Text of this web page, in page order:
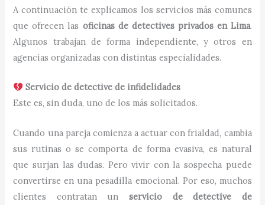
A continuación te explicamos los servicios más comunes
que ofrecen las oficinas de detectives privados en Lima.
Algunos trabajan de forma independiente, y otros en
agencias organizadas con distintas especialidades.
Servicio de detective de infidelidades
Este es, sin duda, uno de los más solicitados.
Cuando una pareja comienza a actuar con frialdad, cambia
sus rutinas o se comporta de forma evasiva, es natural
que surjan las dudas. Pero vivir con la sospecha puede
convertirse en una pesadilla emocional. Por eso, muchos
clientes contratan un servicio de detective de